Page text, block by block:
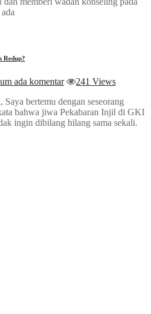
Redup?
ada komentar
241 Views
Saya bertemu dengan seseorang
bahwa jiwa Pekabaran Injil di GKI
ingin dibilang hilang sama sekali.